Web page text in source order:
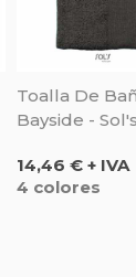
Toalla De
Bayside - Sol's
Precio
14,46 € + IVA
4 colores